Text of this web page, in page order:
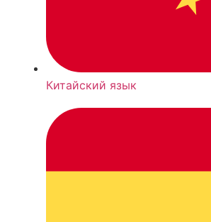
Китайский язык